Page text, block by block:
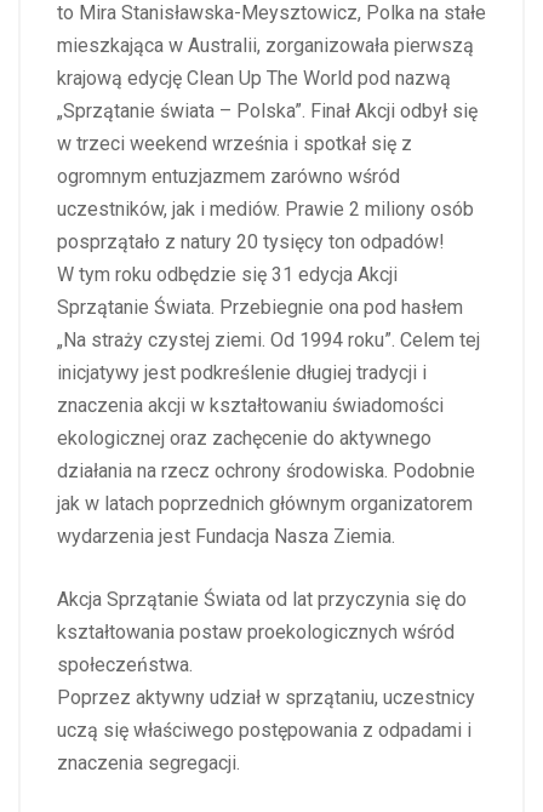
to Mira Stanisławska-Meysztowicz, Polka na stałe
mieszkająca w Australii, zorganizowała pierwszą
krajową edycję Clean Up The World pod nazwą
„Sprzątanie świata – Polska”. Finał Akcji odbył się
w trzeci weekend września i spotkał się z
ogromnym entuzjazmem zarówno wśród
uczestników, jak i mediów. Prawie 2 miliony osób
posprzątało z natury 20 tysięcy ton odpadów!
W tym roku odbędzie się 31 edycja Akcji
Sprzątanie Świata. Przebiegnie ona pod hasłem
„Na straży czystej ziemi. Od 1994 roku”. Celem tej
inicjatywy jest podkreślenie długiej tradycji i
znaczenia akcji w kształtowaniu świadomości
ekologicznej oraz zachęcenie do aktywnego
działania na rzecz ochrony środowiska. Podobnie
jak w latach poprzednich głównym organizatorem
wydarzenia jest Fundacja Nasza Ziemia.
Akcja Sprzątanie Świata od lat przyczynia się do
kształtowania postaw proekologicznych wśród
społeczeństwa.
Poprzez aktywny udział w sprzątaniu, uczestnicy
uczą się właściwego postępowania z odpadami i
znaczenia segregacji.